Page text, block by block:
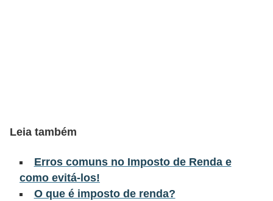
Leia também
Erros comuns no Imposto de Renda e
como evitá-los!
O que é imposto de renda?
c
r